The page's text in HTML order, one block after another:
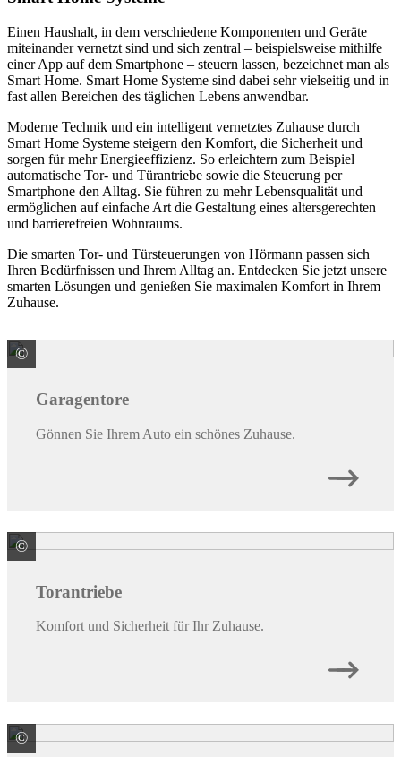
Einen Haushalt, in dem verschiedene Komponenten und Geräte
miteinander vernetzt sind und sich zentral – beispielsweise mithilfe
einer App auf dem Smartphone – steuern lassen, bezeichnet man als
Smart Home. Smart Home Systeme sind dabei sehr vielseitig und in
fast allen Bereichen des täglichen Lebens anwendbar.
Moderne Technik und ein intelligent vernetztes Zuhause durch
Smart Home Systeme steigern den Komfort, die Sicherheit und
sorgen für mehr Energieeffizienz. So erleichtern zum Beispiel
automatische Tor- und Türantriebe sowie die Steuerung per
Smartphone den Alltag. Sie führen zu mehr Lebensqualität und
ermöglichen auf einfache Art die Gestaltung eines altersgerechten
und barrierefreien Wohnraums.
Die smarten Tor- und Türsteuerungen von Hörmann passen sich
Ihren Bedürfnissen und Ihrem Alltag an. Entdecken Sie jetzt unsere
smarten Lösungen und genießen Sie maximalen Komfort in Ihrem
Zuhause.
© HÖRMANN KG Verkaufsgesellschaft
Garagentore
Gönnen Sie Ihrem Auto ein schönes Zuhause.
© HÖRMANN KG Verkaufsgesellschaft
Torantriebe
Komfort und Sicherheit für Ihr Zuhause.
© HÖRMANN KG Verkaufsgesellschaft